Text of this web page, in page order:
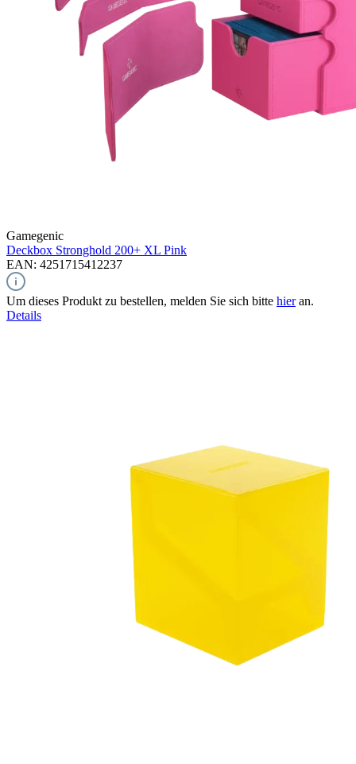
Gamegenic
Deckbox Stronghold 200+ XL Pink
EAN: 4251715412237
Um dieses Produkt zu bestellen, melden Sie sich bitte hieran.
Details